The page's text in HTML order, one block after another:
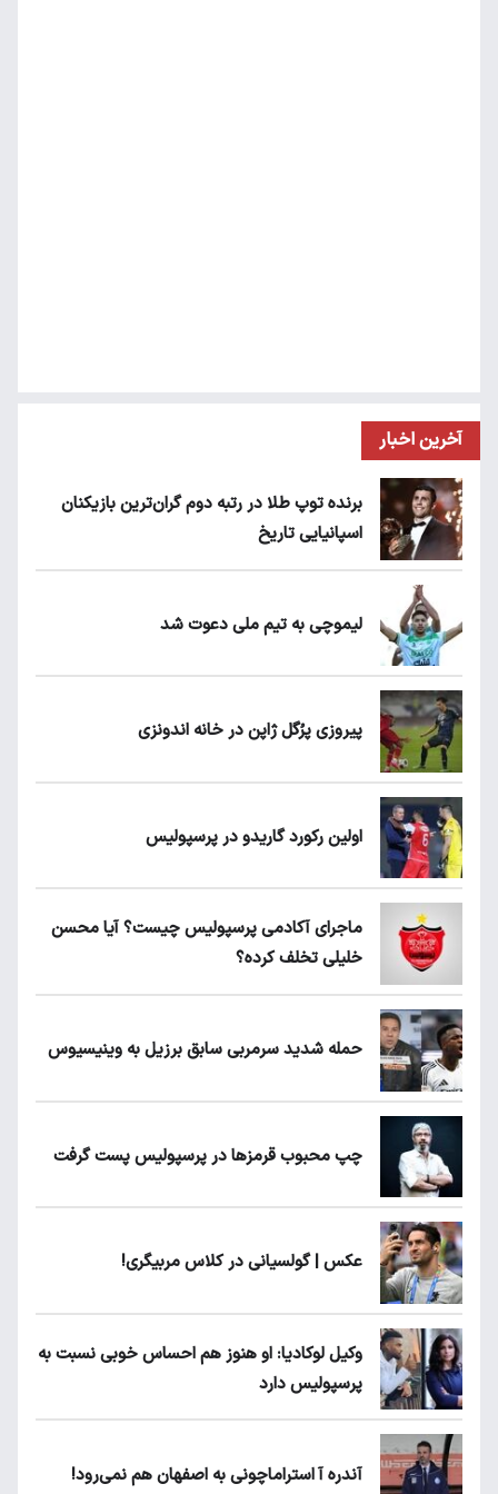
آخرین اخبار
برنده توپ طلا در رتبه دوم گران‌ترین بازیکنان
اسپانیایی تاریخ
لیموچی به تیم ملی دعوت شد
پیروزی پرُگل ژاپن در خانه اندونزی
اولین رکورد گاریدو در پرسپولیس
ماجرای آکادمی پرسپولیس چیست؟ آیا محسن
خلیلی تخلف کرده؟
حمله شدید سرمربی سابق برزیل به وینیسیوس
چپ محبوب قرمزها در پرسپولیس پست گرفت
عکس | گولسیانی در کلاس مربیگری!
وکیل لوکادیا: او هنوز هم احساس خوبی نسبت به
پرسپولیس دارد
آندره آ استراماچونی به اصفهان هم نمی‌رود!